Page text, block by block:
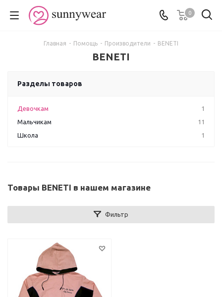
0
Главная - Помощь - Производители - BENETI
BENETI
Разделы товаров
Девочкам
1
Мальчикам
11
Школа
1
Товары BENETI в нашем магазине
Фильтр